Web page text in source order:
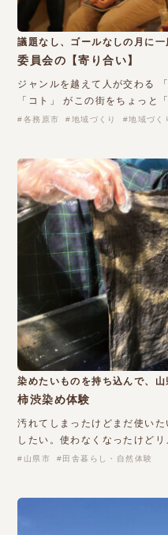
議題なし、ゴールなしの月に一
委員会の【寄り合い】
ジャンルを越えて人が交わる
「コト」 がこの街をちょっと
各務原市 地域づくり 地域づく
染めたいものを持ち込んで、
柿渋染め体験
汚れてしまったけどまだ使い
したい。使わなくなったけど
山県市 田舎暮らし・自然体験